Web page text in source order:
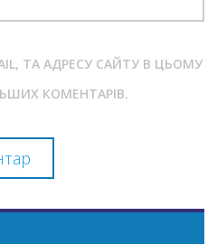
ТА АДРЕСУ САЙТУ В ЦЬОМУ
КОМЕНТАРІВ.